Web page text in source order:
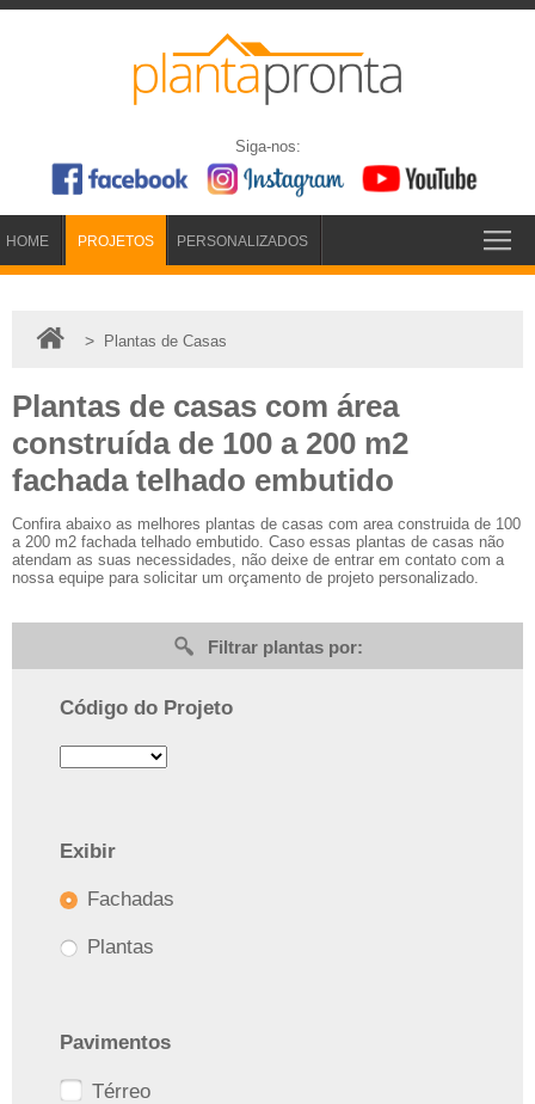
Siga-nos:
HOME PROJETOS PERSONALIZADOS
> Plantas de Casas
Plantas de casas com área
construída de 100 a 200 m2
fachada telhado embutido
Confira abaixo as melhores plantas de casas com area construida de 100
a 200 m2 fachada telhado embutido. Caso essas plantas de casas não
atendam as suas necessidades, não deixe de entrar em contato com a
nossa equipe para solicitar um orçamento de projeto personalizado.
Filtrar plantas por:
Código do Projeto
Exibir
Fachadas
Plantas
Pavimentos
Térreo